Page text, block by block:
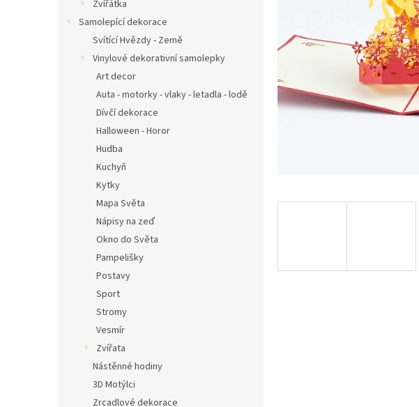
Zvířátka
Samolepící dekorace
Svítící Hvězdy - Země
Vinylové dekorativní samolepky
Art decor
Auta - motorky - vlaky - letadla - lodě
Dívčí dekorace
Halloween - Horor
Hudba
Kuchyň
Kytky
Mapa Světa
Nápisy na zeď
Okno do Světa
Pampelišky
Postavy
Sport
Stromy
Vesmír
Zvířata
Nástěnné hodiny
3D Motýlci
Zrcadlové dekorace